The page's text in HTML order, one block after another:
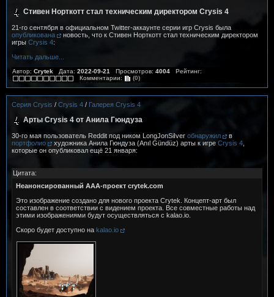
Стивен Норткотт стал техническим директором Crysis 4
21-го сентября в официальном Twitter-аккаунте серии игр Crysis была
опубликована
новость, что к Стивен Норткотт стал техническим директором
игры Crysis 4:
Читать дальше...
Автор: Crytek Дата: 2022-09-21 Просмотров: 4004 Рейтинг:
Комментарии:
(0)
Серия Crysis / Crysis 4 / Галерея Crysis 4
Арты Crysis 4 от Анила Гюндуза
30-го мая пользователь Reddit под ником LongJonSiIver обнаружил
в
портфолио
художника Анила Гюндуза (Anıl Gündüz) арты к игре Crysis 4
которые он опубликовал ещё 21 января:
Цитата:
Неанонсированный AAA-проект crytek.com
Это изображение создано для нового проекта Crytek. Концепт-арт был
составлен в соответствии с видением проекта. Все совместные работы над
этими изображениями будут осуществляться с kalao.io.
Скоро будет доступно на kalao.io